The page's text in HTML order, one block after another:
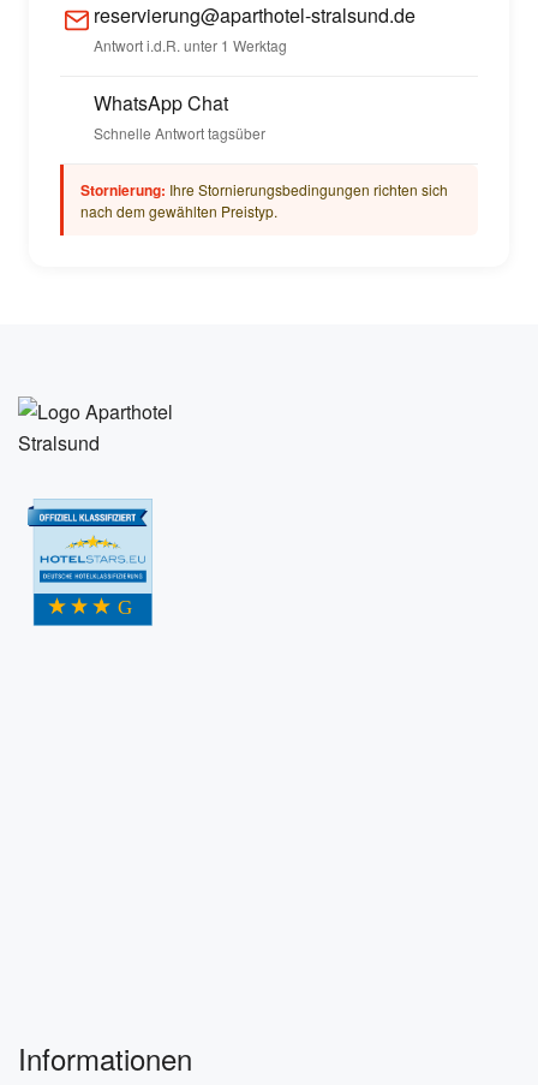
reservierung@aparthotel-stralsund.de
Antwort i.d.R. unter 1 Werktag
WhatsApp Chat
Schnelle Antwort tagsüber
Stornierung: Ihre Stornierungsbedingungen richten sich
nach dem gewählten Preistyp.
Informationen